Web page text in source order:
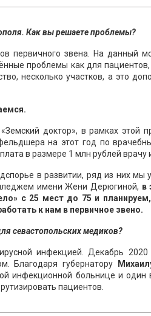
Как вы решаете проблемы?
первичного звена. На данный
проблемы как для
несколько участков, а это
доктор», в рамках этой
на этот год по
в размере 1 млн рублей врачу
в развитии, ряд из них мы
имени Жени Дерюгиной, в
с 25 мест до 75 и
к нам в первичное звено.
севастопольских медиков?
инфекцией. Декабрь
Благодаря губернатору
инфекционной больнице и
пациентов.